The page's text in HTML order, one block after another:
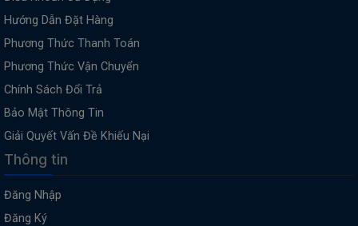
Hướng Dẫn Đặt Hàng
Phương Thức Thanh Toán
Phương Thức Vận Chuyển
Chính Sách Đổi Trả
Bảo Mật Thông Tin
Giải Quyết Vấn Đề Khiếu Nại
Thông tin
Đăng Nhập
Đăng Ký